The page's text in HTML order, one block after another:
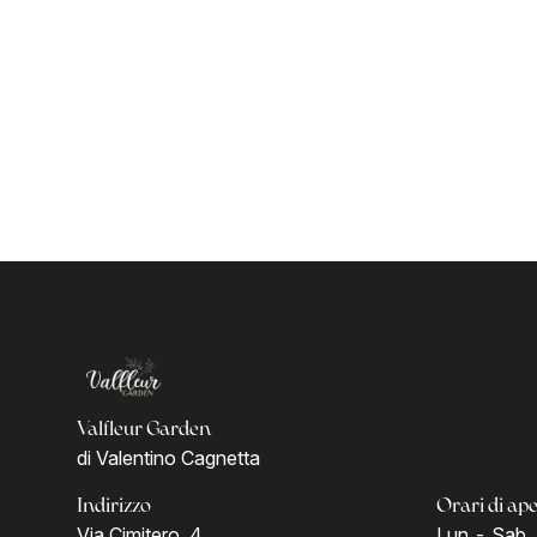
Valfleur Garden
di Valentino Cagnetta
Indirizzo Orari di